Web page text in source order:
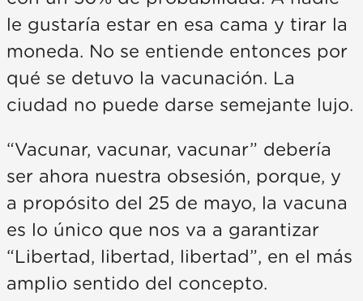
le gustaría estar en esa cama y tirar la
moneda. No se entiende entonces por
qué se detuvo la vacunación. La
ciudad no puede darse semejante lujo.
“Vacunar, vacunar, vacunar” debería
ser ahora nuestra obsesión, porque, y
a propósito del 25 de mayo, la vacuna
es lo único que nos va a garantizar
“Libertad, libertad, libertad”, en el más
amplio sentido del concepto.